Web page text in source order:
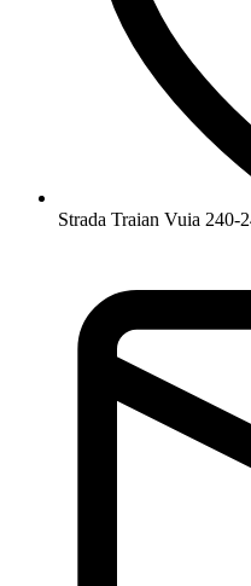
Strada Traian Vuia 240-